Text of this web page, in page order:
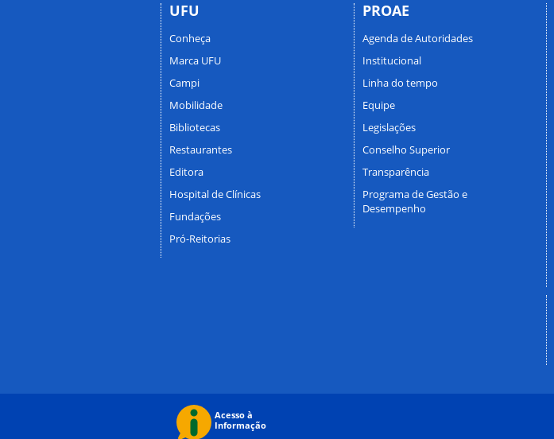
UFU
Conheça
Marca UFU
Campi
Mobilidade
Bibliotecas
Restaurantes
Editora
Hospital de Clínicas
Fundações
Pró-Reitorias
PROAE
Agenda de Autoridades
Institucional
Linha do tempo
Equipe
Legislações
Conselho Superior
Transparência
Programa de Gestão e
Desempenho